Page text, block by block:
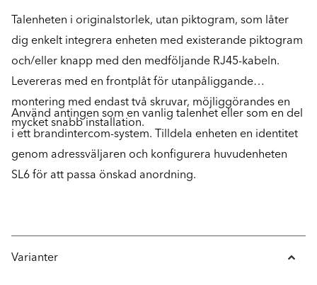
Talenheten i originalstorlek, utan piktogram, som låter
dig enkelt integrera enheten med existerande piktogram
och/eller knapp med den medföljande RJ45-kabeln.
Levereras med en frontplåt för utanpåliggande
montering med endast två skruvar, möjliggörandes en
mycket snabb installation.
Använd antingen som en vanlig talenhet eller som en del
i ett brandintercom-system. Tilldela enheten en identitet
genom adressväljaren och konfigurera huvudenheten
SL6 för att passa önskad anordning.
Varianter